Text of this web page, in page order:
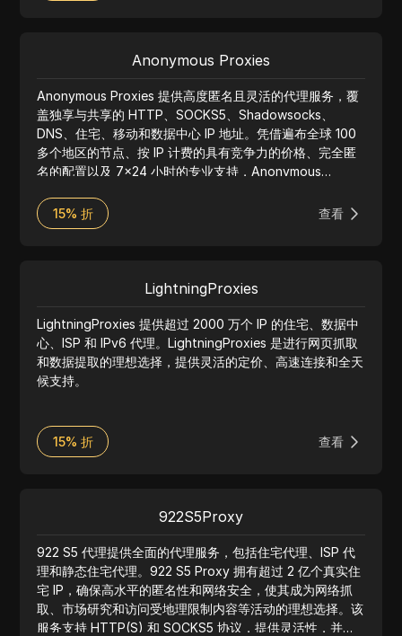
Anonymous Proxies
Anonymous Proxies 提供高度匿名且灵活的代理服务，覆
盖独享与共享的 HTTP、SOCKS5、Shadowsocks、
DNS、住宅、移动和数据中心 IP 地址。凭借遍布全球 100
多个地区的节点、按 IP 计费的具有竞争力的价格、完全匿
名的配置以及 7×24 小时的专业支持，Anonymous
且可靠的连接。
15% 折 查看
LightningProxies
LightningProxies 提供超过 2000 万个 IP 的住宅、数据中
心、ISP 和 IPv6 代理。LightningProxies 是进行网页抓取
和数据提取的理想选择，提供灵活的定价、高速连接和全天
候支持。
15% 折 查看
922S5Proxy
922 S5 代理提供全面的代理服务，包括住宅代理、ISP 代
理和静态住宅代理。922 S5 Proxy 拥有超过 2 亿个真实住
宅 IP，确保高水平的匿名性和网络安全，使其成为网络抓
取、市场研究和访问受地理限制内容等活动的理想选择。该
服务支持 HTTP(S) 和 SOCKS5 协议，提供灵活性，并易